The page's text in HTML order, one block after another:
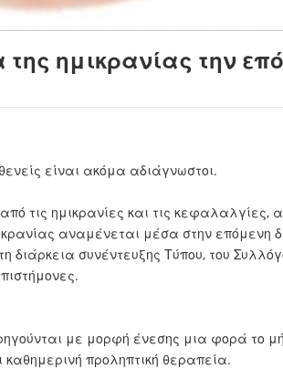
ημικρανίας την
είναι ακόμα αδιάγνωστοι.
τις ημικρανίες και τις κεφαλαλγίες,
αναμένεται μέσα στην επόμενη
συνέντευξης Τύπου, του
με μορφή ένεσης μια φορά το
καθημερινή προληπτική θεραπεία.